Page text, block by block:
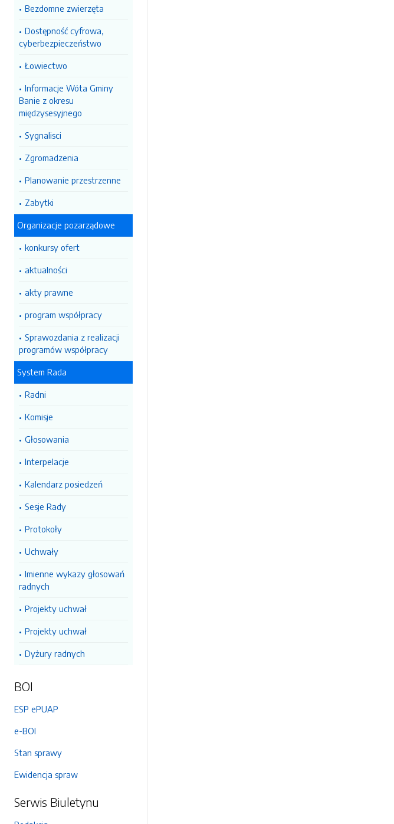
Bezdomne zwierzęta
Dostępność cyfrowa,
cyberbezpieczeństwo
Łowiectwo
Informacje Wóta Gminy
Banie z okresu
międzysesyjnego
Sygnalisci
Zgromadzenia
Planowanie przestrzenne
Zabytki
Organizacje pozarządowe
konkursy ofert
aktualności
akty prawne
program współpracy
Sprawozdania z realizacji
programów współpracy
System Rada
Radni
Komisje
Głosowania
Interpelacje
Kalendarz posiedzeń
Sesje Rady
Protokoły
Uchwały
Imienne wykazy głosowań
radnych
Projekty uchwał
Projekty uchwał
Dyżury radnych
BOI
ESP ePUAP
e-BOI
Stan sprawy
Ewidencja spraw
Serwis Biuletynu